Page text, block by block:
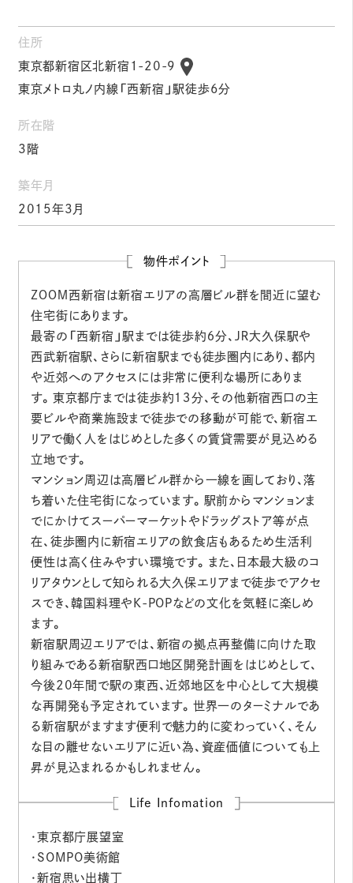
住所
東京都新宿区北新宿1-20-9
東京メトロ丸ノ内線「西新宿」駅徒歩6分
所在階
3階
築年月
2015年3月
物件ポイント
ＺＯＯＭ西新宿は新宿エリアの高層ビル群を間近に望む
住宅街にあります。
最寄の「西新宿」駅までは徒歩約６分、ＪＲ大久保駅や
西武新宿駅、さらに新宿駅までも徒歩圏内にあり、都内
や近郊へのアクセスには非常に便利な場所にありま
す。東京都庁までは徒歩約１３分、その他新宿西口の主
要ビルや商業施設まで徒歩での移動が可能で、新宿エ
リアで働く人をはじめとした多くの賃貸需要が見込める
立地です。
マンション周辺は高層ビル群から一線を画しており、落
ち着いた住宅街になっています。駅前からマンションま
でにかけてスーパーマーケットやドラッグストア等が点
在、徒歩圏内に新宿エリアの飲食店もあるため生活利
便性は高く住みやすい環境です。また、日本最大級のコ
リアタウンとして知られる大久保エリアまで徒歩でアクセ
スでき、韓国料理やK-POPなどの文化を気軽に楽しめ
ます。
新宿駅周辺エリアでは、新宿の拠点再整備に向けた取
り組みである新宿駅西口地区開発計画をはじめとして、
今後20年間で駅の東西、近郊地区を中心として大規模
な再開発も予定されています。世界一のターミナルであ
る新宿駅がますます便利で魅力的に変わっていく、そん
な目の離せないエリアに近い為、資産価値についても上
昇が見込まれるかもしれません。
Life Infomation
・東京都庁展望室
・SOMPO美術館
・新宿思い出横丁